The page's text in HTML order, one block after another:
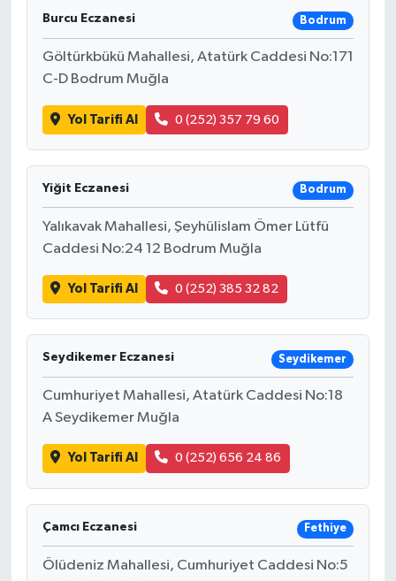
Burcu Eczanesi Bodrum
Göltürkbükü Mahallesi, Atatürk Caddesi No:171
C-D Bodrum Muğla
Yol Tarifi Al 0 (252) 357 79 60
Yiğit Eczanesi Bodrum
Yalıkavak Mahallesi, Şeyhülislam Ömer Lütfü
Caddesi No:24 12 Bodrum Muğla
Yol Tarifi Al 0 (252) 385 32 82
Seydikemer Eczanesi Seydikemer
Cumhuriyet Mahallesi, Atatürk Caddesi No:18
A Seydikemer Muğla
Yol Tarifi Al 0 (252) 656 24 86
Çamcı Eczanesi Fethiye
Ölüdeniz Mahallesi, Cumhuriyet Caddesi No:5